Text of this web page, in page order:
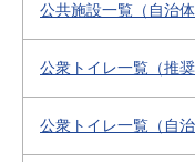
公共施設一覧（自治
公衆トイレ一覧（推奨
公衆トイレ一覧（自